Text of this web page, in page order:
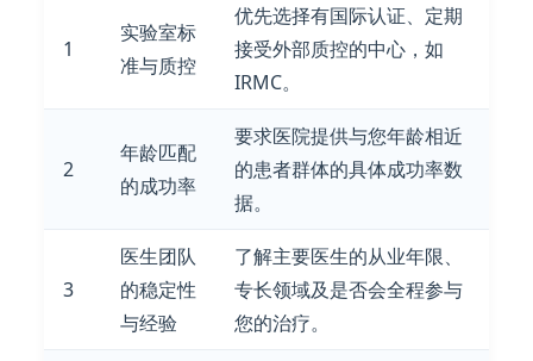
1
实验室标
准与质控
优先选择有国际认证、定期
接受外部质控的中心，如
IRMC。
2
年龄匹配
的成功率
要求医院提供与您年龄相近
的患者群体的具体成功率数
据。
3
医生团队
的稳定性
与经验
了解主要医生的从业年限、
专长领域及是否会全程参与
您的治疗。